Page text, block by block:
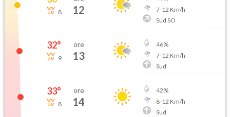
8 12
7-12 Km/h
Sud SO
32°
9
ore
13
46%
7-12 Km/h
Sud
33°
8
ore
14
42%
8-12 Km/h
Sud